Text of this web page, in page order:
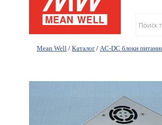
Mean Well / Каталог / AC-DC блоки